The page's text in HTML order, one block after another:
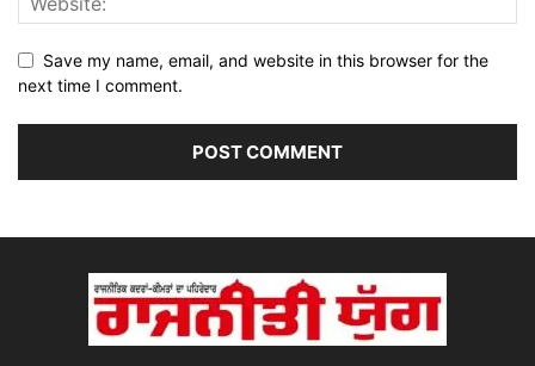
Save my name, email, and website in this browser for the
next time I comment.